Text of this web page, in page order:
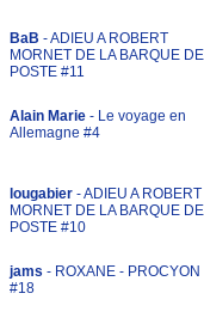
BaB - ADIEU A ROBERT
MORNET DE LA BARQUE DE
POSTE #11
Alain Marie - Le voyage en
Allemagne #4
lougabier - ADIEU A ROBERT
MORNET DE LA BARQUE DE
POSTE #10
jams - ROXANE - PROCYON
#18